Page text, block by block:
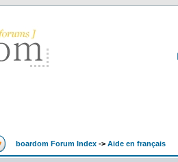
boardom Forum Index -> Aide en français